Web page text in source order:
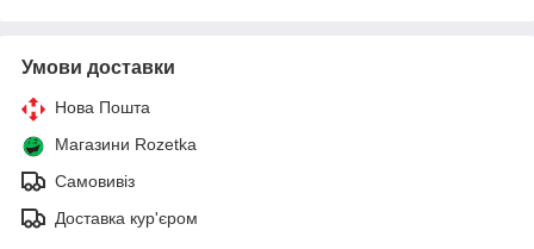
Умови доставки
Нова Пошта
Магазини Rozetka
Самовивіз
Доставка кур'єром